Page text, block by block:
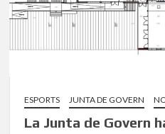
ESPORTS JUNTA DE GOVERN
La Junta de Govern